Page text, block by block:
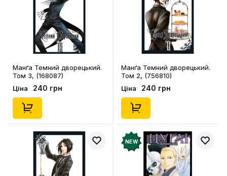
Манґа Темний дворецький.
Том 3, (168087)
Ціна 240 грн
Манґа Темний дворецький.
Том 2, (756810)
Ціна 240 грн
NEW